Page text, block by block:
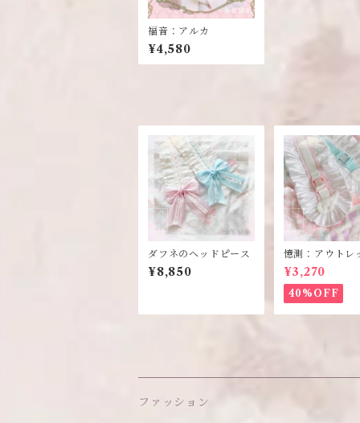
福音：アルカ
¥4,580
ダフネのヘッドピース
¥8,850
憶測：アウトレ
¥3,270
40%OFF
ファッション